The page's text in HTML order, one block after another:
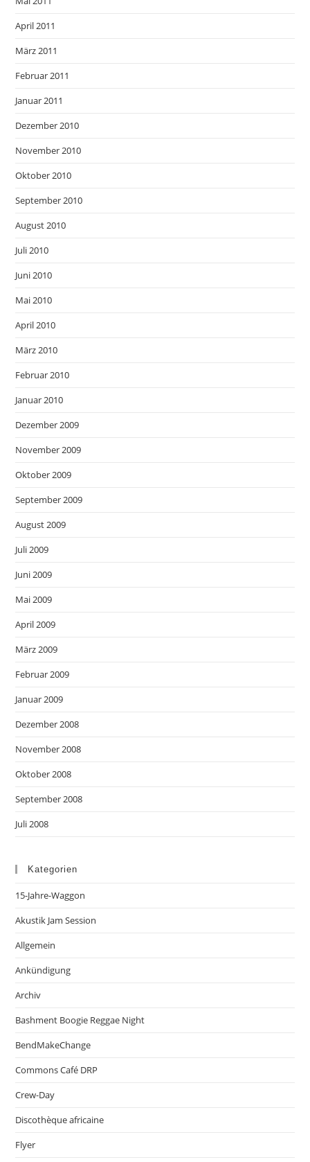
April 2011
März 2011
Februar 2011
Januar 2011
Dezember 2010
November 2010
Oktober 2010
September 2010
August 2010
Juli 2010
Juni 2010
Mai 2010
April 2010
März 2010
Februar 2010
Januar 2010
Dezember 2009
November 2009
Oktober 2009
September 2009
August 2009
Juli 2009
Juni 2009
Mai 2009
April 2009
März 2009
Februar 2009
Januar 2009
Dezember 2008
November 2008
Oktober 2008
September 2008
Juli 2008
Kategorien
15-Jahre-Waggon
Akustik Jam Session
Allgemein
Ankündigung
Archiv
Bashment Boogie Reggae Night
BendMakeChange
Commons Café DRP
Crew-Day
Discothèque africaine
Flyer